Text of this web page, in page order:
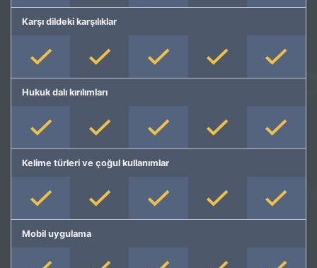
Karşı dildeki karşılıklar
Hukuk dalı kırılımları
Kelime türleri ve çoğul kullanımlar
Mobil uygulama